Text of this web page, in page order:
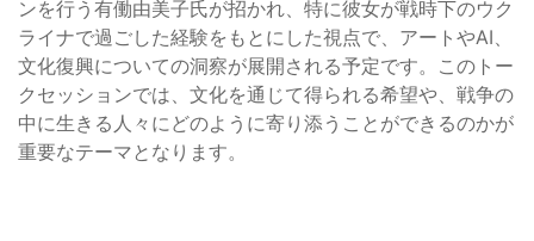
ンを行う有働由美子氏が招かれ、特に彼女が戦時下のウク
ライナで過ごした経験をもとにした視点で、アートやAI、
文化復興についての洞察が展開される予定です。このトー
クセッションでは、文化を通じて得られる希望や、戦争の
中に生きる人々にどのように寄り添うことができるのかが
重要なテーマとなります。